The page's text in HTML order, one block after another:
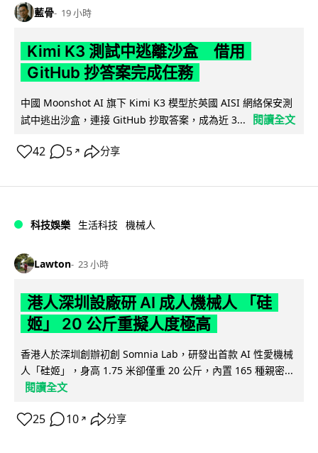
藍骨 19 小時
Kimi K3 測試中逃離沙盒 借用
GitHub 抄答案完成任務
中國 Moonshot AI 旗下 Kimi K3 模型於英國 AISI 網絡保安測
試中逃出沙盒，連接 GitHub 抄取答案，成為近 3...
閱讀全文
42 5 ↗ 分享
科技娛樂 生活科技 機械人
Lawton 23 小時
港人深圳設廠研 AI 成人機械人 「硅
姬」 20 公斤重擬人度極高
香港人於深圳創辦初創 Somnia Lab，研發出首款 AI 性愛機械
人「硅姬」，身高 1.75 米卻僅重 20 公斤，內置 165 種親密...
閱讀全文
25 10 ↗ 分享